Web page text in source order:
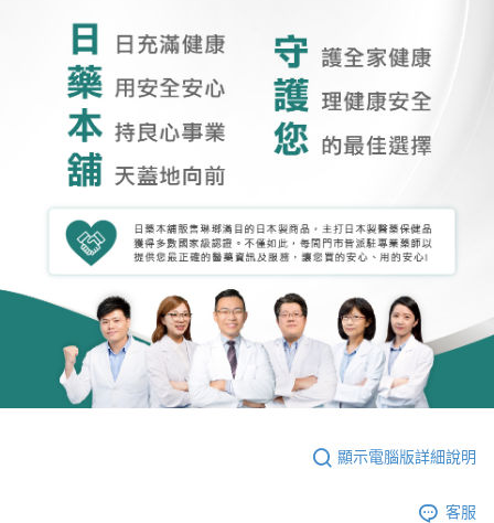
顯示電腦版詳細說明
客服